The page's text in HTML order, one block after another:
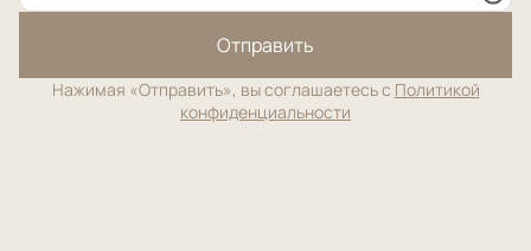
Отправить
Нажимая «Отправить», вы соглашаетесь с Политикой
конфиденциальности